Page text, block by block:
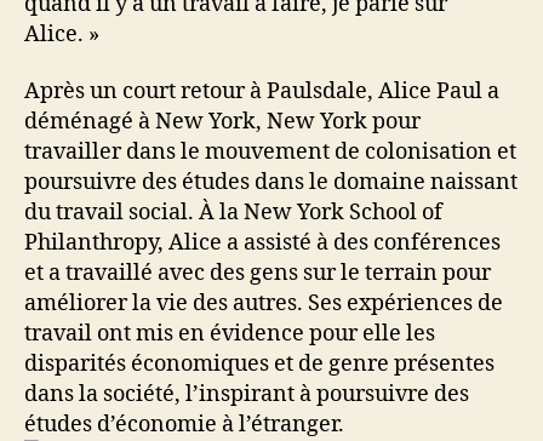
Alice. »
Après un court retour à Paulsdale, Alice Paul a
déménagé à New York, New York pour
travailler dans le mouvement de colonisation et
poursuivre des études dans le domaine naissant
du travail social. À la New York School of
Philanthropy, Alice a assisté à des conférences
et a travaillé avec des gens sur le terrain pour
améliorer la vie des autres. Ses expériences de
travail ont mis en évidence pour elle les
disparités économiques et de genre présentes
dans la société, l’inspirant à poursuivre des
études d’économie à l’étranger.